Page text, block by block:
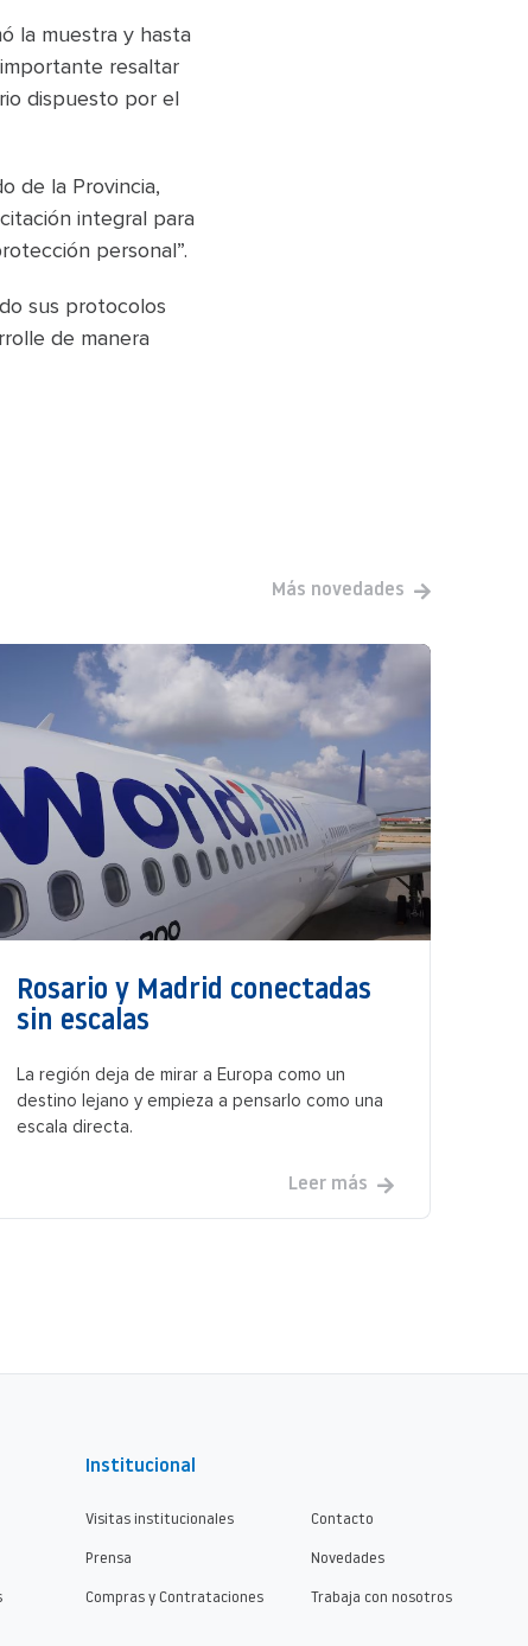
la muestra y hasta
resaltar
dispuesto por el
de la Provincia,
integral para
personal”.
sus protocolos
de manera
Más novedades
Rosario y Madrid conectadas
sin escalas
La región deja de mirar a Europa como un
destino lejano y empieza a pensarlo como una
escala directa.
Leer más
Institucional
Visitas institucionales Contacto
Prensa Novedades
Compras y Contrataciones Trabaja con nosotros